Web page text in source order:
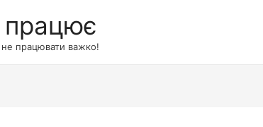
працювати важко!